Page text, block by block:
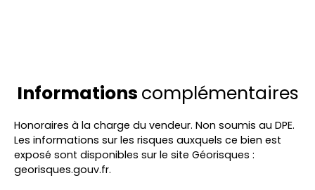
Informations complémentaires
Honoraires à la charge du vendeur. Non soumis au DPE.
Les informations sur les risques auxquels ce bien est
exposé sont disponibles sur le site Géorisques :
georisques.gouv.fr.